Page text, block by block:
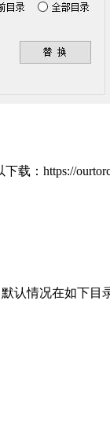
：https://
情况在如下目录